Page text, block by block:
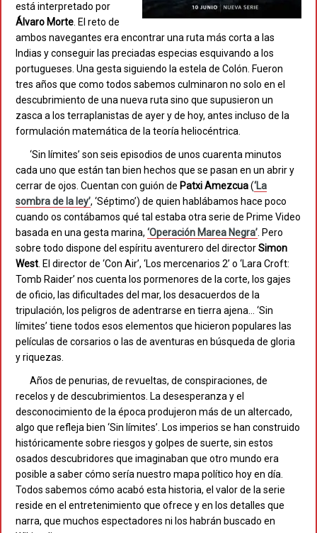
está interpretado por
Álvaro Morte. El reto de
ambos navegantes era encontrar una ruta más corta a las
Indias y conseguir las preciadas especias esquivando a los
portugueses. Una gesta siguiendo la estela de Colón. Fueron
tres años que como todos sabemos culminaron no solo en el
descubrimiento de una nueva ruta sino que supusieron un
zasca a los terraplanistas de ayer y de hoy, antes incluso de la
formulación matemática de la teoría heliocéntrica.
‘Sin límites’ son seis episodios de unos cuarenta minutos
cada uno que están tan bien hechos que se pasan en un abrir y
cerrar de ojos. Cuentan con guión de Patxi Amezcua(‘La
sombra de la ley’, ‘Séptimo’) de quien hablábamos hace poco
cuando os contábamos qué tal estaba otra serie de Prime Video
basada en una gesta marina, ‘Operación Marea Negra’. Pero
sobre todo dispone del espíritu aventurero del directorSimon
West. El director de ‘Con Air’, ‘Los mercenarios 2’ o ‘Lara Croft:
Tomb Raider’ nos cuenta los pormenores de la corte, los gajes
de oficio, las dificultades del mar, los desacuerdos de la
tripulación, los peligros de adentrarse en tierra ajena… ‘Sin
límites’ tiene todos esos elementos que hicieron populares las
películas de corsarios o las de aventuras en búsqueda de gloria
y riquezas.
Años de penurias, de revueltas, de conspiraciones, de
recelos y de descubrimientos. La desesperanza y el
desconocimiento de la época produjeron más de un altercado,
algo que refleja bien ‘Sin límites’. Los imperios se han construido
históricamente sobre riesgos y golpes de suerte, sin estos
osados descubridores que imaginaban que otro mundo era
posible a saber cómo sería nuestro mapa político hoy en día.
Todos sabemos cómo acabó esta historia, el valor de la serie
reside en el entretenimiento que ofrece y en los detalles que
narra, que muchos espectadores ni los habrán buscado en